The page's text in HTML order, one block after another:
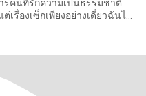
คนที่รักความเป็นธรรมชาติ
รื่องเซ็กเพียงอย่างเดี่ยวฉันไม่